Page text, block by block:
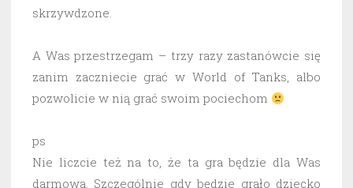
skrzywdzone.
A Was przestrzegam – trzy razy zastanówcie się
zanim zaczniecie grać w World of Tanks, albo
pozwolicie w nią grać swoim pociechom
ps
Nie liczcie też na to, że ta gra będzie dla Was
darmowa. Szczególnie gdy będzie grało dziecko